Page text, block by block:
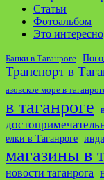
Статьи
Фотоальбом
Это интересно
Банки в Таганроге
Транспорт в
азовское море в
в таганроге
елки в Таганроге
магазины в
новости таганрога